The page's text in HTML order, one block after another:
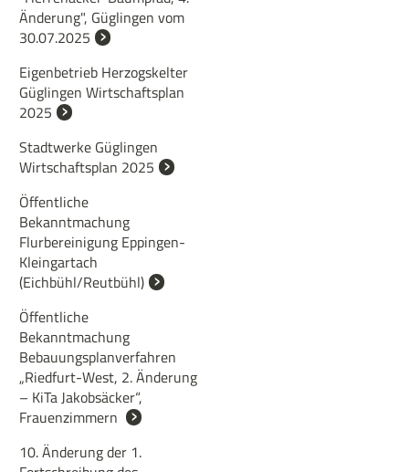
Änderung", Güglingen vom
30.07.2025
Eigenbetrieb Herzogskelter
Güglingen Wirtschaftsplan
2025
Stadtwerke Güglingen
Wirtschaftsplan 2025
Öffentliche
Bekanntmachung
Flurbereinigung Eppingen-
Kleingartach
(Eichbühl/Reutbühl)
Öffentliche
Bekanntmachung
Bebauungsplanverfahren
„Riedfurt-West, 2. Änderung
– KiTa Jakobsäcker“,
Frauenzimmern
10. Änderung der 1.